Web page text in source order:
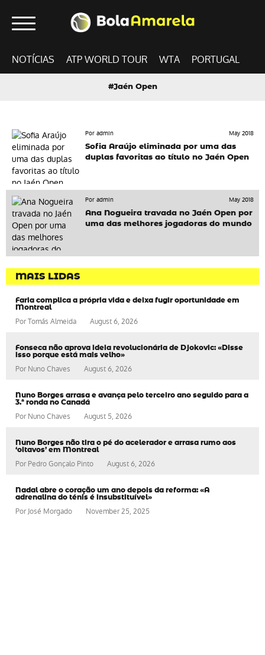
NOTÍCIAS ATP WORLD TOUR WTA PORTUGAL
#Jaén Open
Por admin
May 2018
Sofia Araújo eliminada por uma das
duplas favoritas ao título no Jaén Open
Por admin
May 2018
Ana Nogueira travada no Jaén Open por
uma das melhores jogadoras do mundo
MAIS LIDAS
Faria complica a própria vida e deixa fugir oportunidade em
Montreal
PorTomás Almeida August 6, 2026
Fonseca não aprova ideia revolucionária de Djokovic: «Disse
isso porque está mais velho»
Por Nuno Chaves August 6, 2026
Nuno Borges arrasa e avança pelo terceiro ano seguido para a
3.ª ronda no Canadá
PorNuno Chaves August 5, 2026
Nuno Borges não tira o pé do acelerador e arrasa rumo aos
‘oitavos’ em Montreal
Por Pedro Gonçalo Pinto August 6, 2026
Nadal abre o coração um ano depois da reforma: «A
adrenalina do ténis é insubstituível»
PorJosé Morgado November 25, 2025